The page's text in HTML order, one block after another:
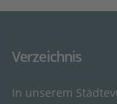
Verzeichnis
In unserem